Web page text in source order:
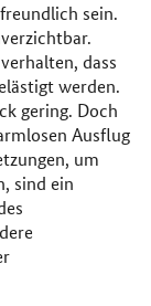
sein.
dass
werden.
gering. Doch
Ausflug
um
sind ein